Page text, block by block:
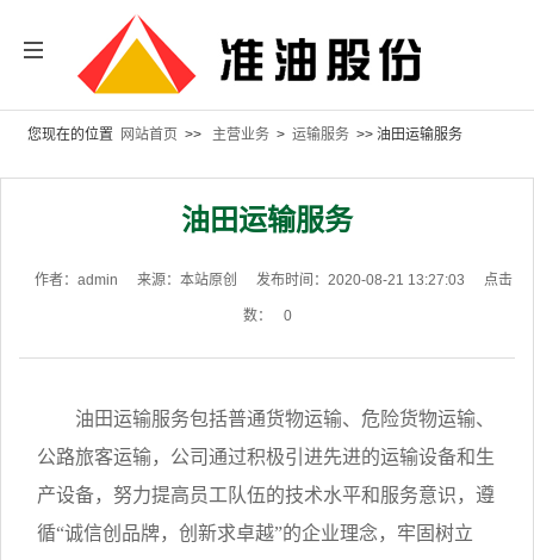
您现在的位置 网站首页 >> 主营业务 > 运输服务 >> 油田运输服务
油田运输服务
作者：admin 来源：本站原创 发布时间：2020-08-21 13:27:03 点击
数： 0
油田运输服务包括普通货物运输、危险货物运输、
公路旅客运输，公司通过积极引进先进的运输设备和生
产设备，努力提高员工队伍的技术水平和服务意识，遵
循“诚信创品牌，创新求卓越”的企业理念，牢固树立